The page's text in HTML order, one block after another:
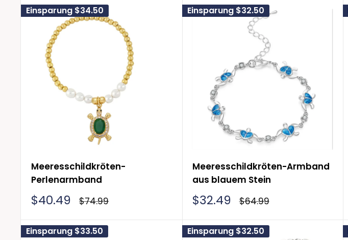
Einsparung $34.50
Meeresschildkröten-
Perlenarmband
Sonderpreis
$40.49 Normalpreis
$74.99
Einsparung $32.50
Meeresschildkröten-Armband
aus blauem Stein
Sonderpreis
$32.49 Normalpreis
$64.99
Einsparung $33.50 Einsparung $32.50